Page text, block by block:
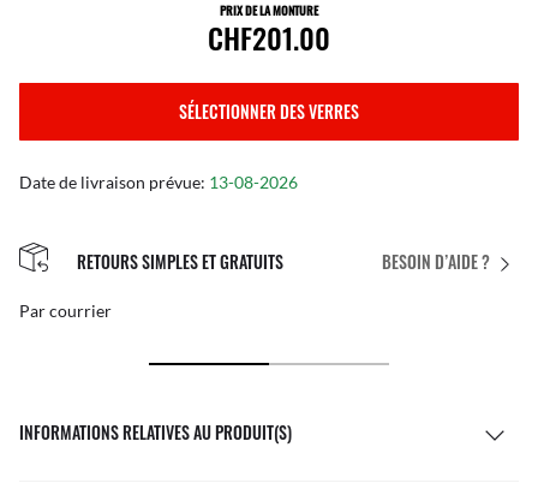
PRIX DE LA MONTURE
CHF201.00
SÉLECTIONNER DES VERRES
Date de livraison prévue: 13-08-2026
BESOIN D’AIDE ?
RETOURS SIMPLES ET GRATUITS
Par courrier
INFORMATIONS RELATIVES AU PRODUIT(S)